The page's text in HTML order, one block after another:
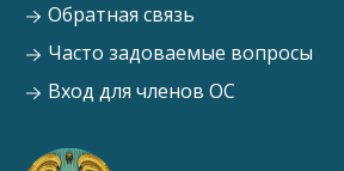
Обратная связь
Часто задоваемые вопросы
Вход для членов ОС